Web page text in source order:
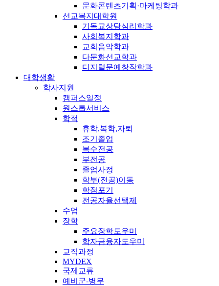
문화콘텐츠기획·마케팅학과
선교복지대학원
기독교상담심리학과
사회복지학과
교회음악학과
다문화선교학과
디지털문예창작학과
대학생활
학사지원
캠퍼스일정
원스톱서비스
학적
휴학,복학,자퇴
조기졸업
복수전공
부전공
졸업사정
학부(전공)이동
학점포기
전공자율선택제
수업
장학
주요장학도우미
학자금융자도우미
교직과정
MYDEX
국제교류
예비군-병무